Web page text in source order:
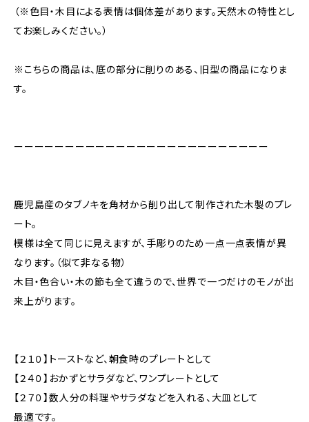
（※色目・木目による表情は個体差があります。天然木の特性とし
てお楽しみください。）
※こちらの商品は、底の部分に削りのある、旧型の商品になりま
す。
ーーーーーーーーーーーーーーーーーーーーーーーーー
鹿児島産のタブノキを角材から削り出して制作された木製のプレ
ート。
模様は全て同じに見えますが、手彫りのため一点一点表情が異
なります。（似て非なる物）
木目・色合い・木の節も全て違うので、世界で一つだけのモノが出
来上がります。
【２１０】トーストなど、朝食時のプレートとして
【２４０】おかずとサラダなど、ワンプレートとして
【２７０】数人分の料理やサラダなどを入れる、大皿として
最適です。